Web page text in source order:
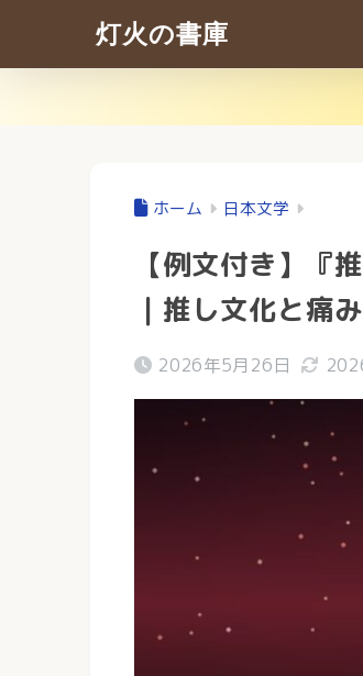
灯火の書庫
ホーム 日本文学
【例文付き】『
｜推し文化と痛
2026年5月26日